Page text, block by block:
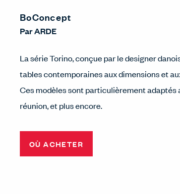
BoConcept
ParARDE
La série Torino, conçue par le designer
tables contemporaines aux dimensions et
Ces modèles sont particulièrement adaptés
réunion, et plus encore.
OÙ ACHETER